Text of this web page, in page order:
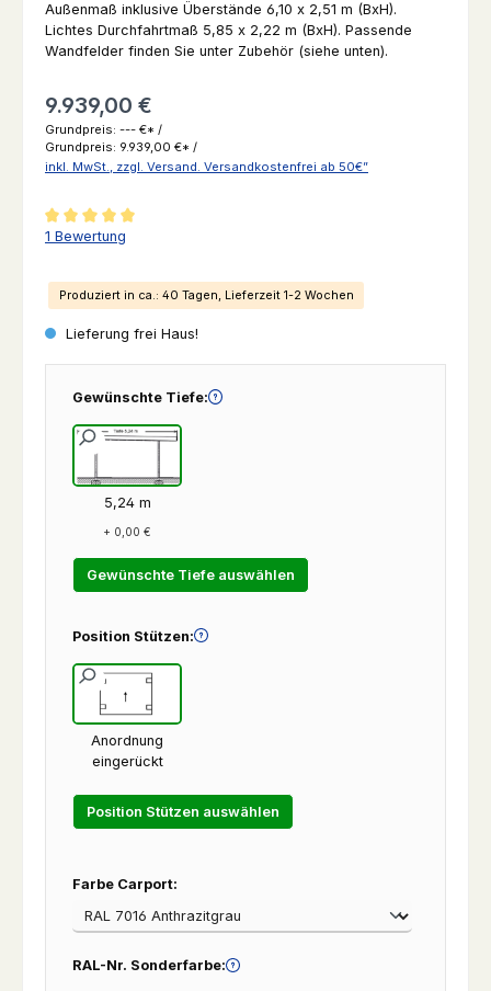
Außenmaß inklusive Überstände 6,10 x 2,51 m (BxH).
Lichtes Durchfahrtmaß 5,85 x 2,22 m (BxH). Passende
Wandfelder finden Sie unter Zubehör (siehe unten).
Regulärer Preis:
9.939,00 €
Grundpreis: --- €* /
Grundpreis: 9.939,00 €* /
inkl. MwSt., zzgl. Versand. Versandkostenfrei ab 50€”
Durchschnittliche Bewertung von 5 von 5 Sternen
1 Bewertung
Produziert in ca.: 40 Tagen, Lieferzeit 1-2 Wochen
Lieferung frei Haus!
Gewünschte Tiefe:
5,24 m
+ 0,00 €
Gewünschte Tiefe auswählen
Position Stützen:
Anordnung
eingerückt
Position Stützen auswählen
Farbe Carport:
RAL-Nr. Sonderfarbe: